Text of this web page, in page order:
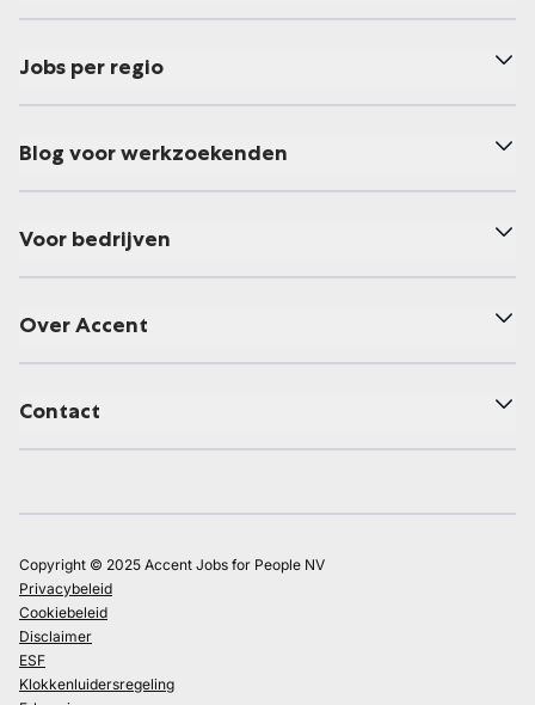
Jobs per regio
Blog voor werkzoekenden
Voor bedrijven
Over Accent
Contact
Copyright © 2025 Accent Jobs for People NV
Privacybeleid
Cookiebeleid
Disclaimer
ESF
Klokkenluidersregeling